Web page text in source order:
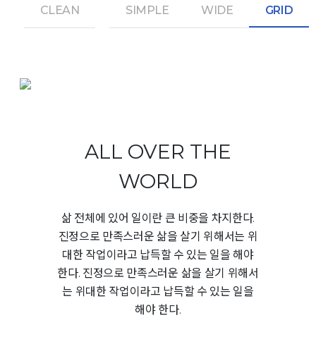
CLEAN SIMPLE WIDE GRID
ALL OVER THE
WORLD
삶 전체에 있어 일이란 큰 비중을 차지한다.
진정으로 만족스러운 삶을 살기 위해서는 위
대한 작업이라고 납득할 수 있는 일을 해야
한다. 진정으로 만족스러운 삶을 살기 위해서
는 위대한 작업이라고 납득할 수 있는 일을
해야 한다.